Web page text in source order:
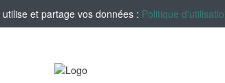
et partage vos données : Politique